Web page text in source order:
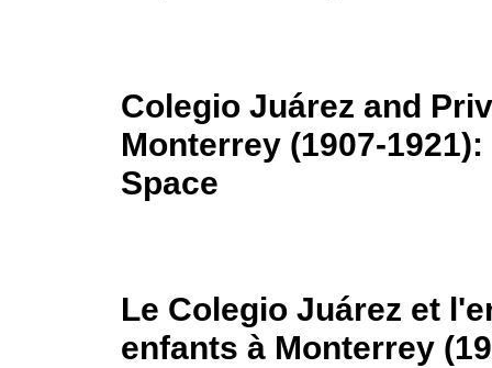
Colegio Juárez and
Monterrey (1907-
Space
Le Colegio Juárez et
enfants à Monterrey